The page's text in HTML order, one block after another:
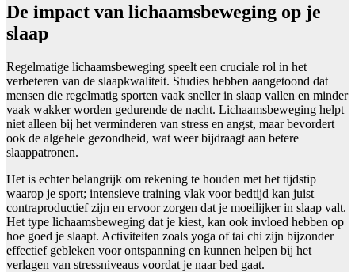
De impact van lichaamsbeweging op je
slaap
Regelmatige lichaamsbeweging speelt een cruciale rol in het
verbeteren van de slaapkwaliteit. Studies hebben aangetoond dat
mensen die regelmatig sporten vaak sneller in slaap vallen en minder
vaak wakker worden gedurende de nacht. Lichaamsbeweging helpt
niet alleen bij het verminderen van stress en angst, maar bevordert
ook de algehele gezondheid, wat weer bijdraagt aan betere
slaappatronen.
Het is echter belangrijk om rekening te houden met het tijdstip
waarop je sport; intensieve training vlak voor bedtijd kan juist
contraproductief zijn en ervoor zorgen dat je moeilijker in slaap valt.
Het type lichaamsbeweging dat je kiest, kan ook invloed hebben op
hoe goed je slaapt. Activiteiten zoals yoga of tai chi zijn bijzonder
effectief gebleken voor ontspanning en kunnen helpen bij het
verlagen van stressniveaus voordat je naar bed gaat.